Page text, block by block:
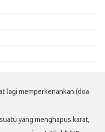
lagi memperkenankan (doa
yang menghapus karat,